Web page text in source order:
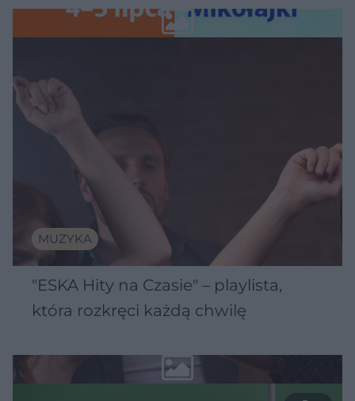
Wawelu
MUZYKA
"ESKA Hity na Czasie" – playlista,
która rozkręci każdą chwilę